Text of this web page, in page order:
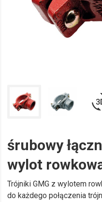
śrubowy
wylot
Trójniki GMG z wylotem
do każdego połączenia